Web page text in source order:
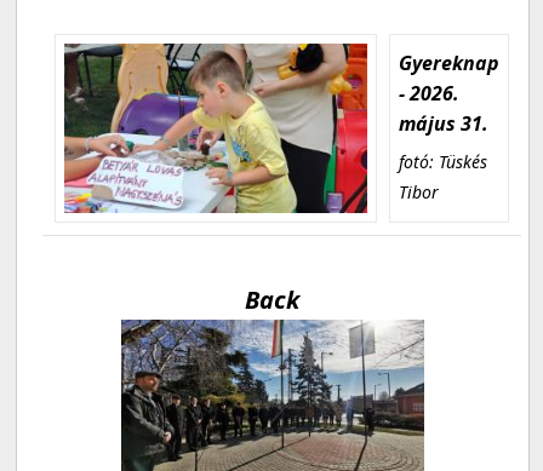
Gyereknap
- 2026.
május 31.
fotó: Tüskés
Tibor
Back